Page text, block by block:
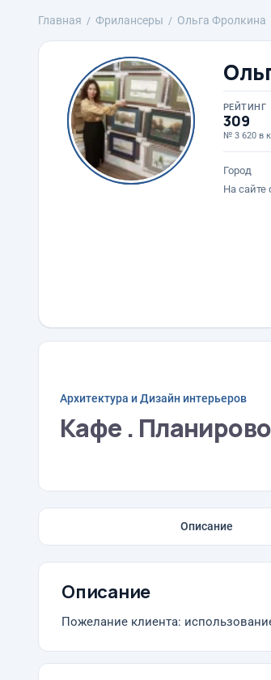
Главная Фрилансеры Ольга Фролкина
РЕЙТИНГ
309
№ 3 620 в
Город
На сайте
Архитектура и Дизайн интерьеров
Кафе .
Описание
Описание
Пожелание клиента: